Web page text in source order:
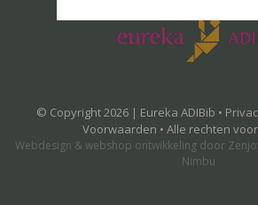
© Copyright 2026 | Eureka ADIBib •
Voorwaarden • Alle rechten
Webdesign & webshop ontwikkeling door
Nimbu